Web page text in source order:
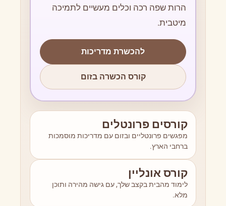
הרות שפה רכה וכלים מעשיים לתמיכה
מיטבית.
להכשרת מדריכות
קורס הכשרה בזום
קורסים פרונטלים
מפגשים פרונטליים ובזום עם מדריכות מוסמכות
ברחבי הארץ.
קורס אונליין
לימוד מהבית בקצב שלך, עם גישה מהירה ותוכן
מלא.